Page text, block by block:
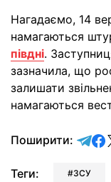
Нагадаємо, 14
намагаються
півдні.
зазначила, що
залишати
намагаються
Поширити:
Теги: ЗСУ